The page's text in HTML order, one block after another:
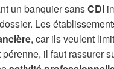
un banquier sansCDI
Les
, car ils veulent
il faut rassurer